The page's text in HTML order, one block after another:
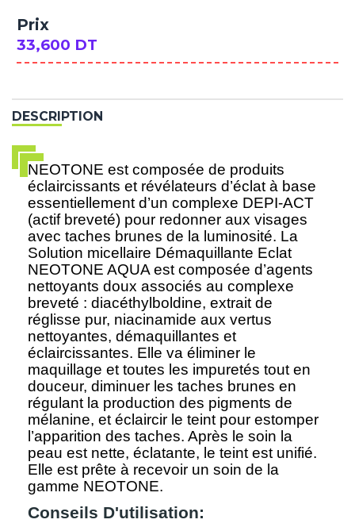
Prix
33,600 DT
DESCRIPTION
NEOTONE est composée de produits
éclaircissants et révélateurs d’éclat à base
essentiellement d’un complexe DEPI-ACT
(actif breveté) pour redonner aux visages
avec taches brunes de la luminosité. La
Solution micellaire Démaquillante Eclat
NEOTONE AQUA est composée d’agents
nettoyants doux associés au complexe
breveté : diacéthylboldine, extrait de
réglisse pur, niacinamide aux vertus
nettoyantes, démaquillantes et
éclaircissantes. Elle va éliminer le
maquillage et toutes les impuretés tout en
douceur, diminuer les taches brunes en
régulant la production des pigments de
mélanine, et éclaircir le teint pour estomper
l’apparition des taches. Après le soin la
peau est nette, éclatante, le teint est unifié.
Elle est prête à recevoir un soin de la
gamme NEOTONE.
Conseils D'utilisation: